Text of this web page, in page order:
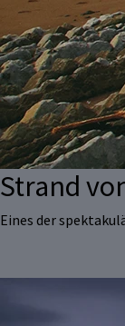
Strand
Eines der